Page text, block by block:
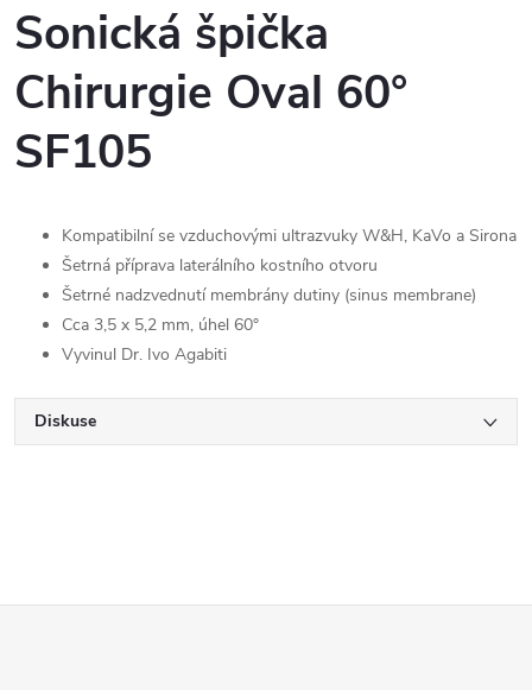
Sonická špička
Chirurgie Oval 60°
SF105
Kompatibilní se vzduchovými ultrazvuky W&H, KaVo a Sirona
Šetrná příprava laterálního kostního otvoru
Šetrné nadzvednutí membrány dutiny (sinus membrane)
Cca 3,5 x 5,2 mm, úhel 60°
Vyvinul Dr. Ivo Agabiti
Diskuse